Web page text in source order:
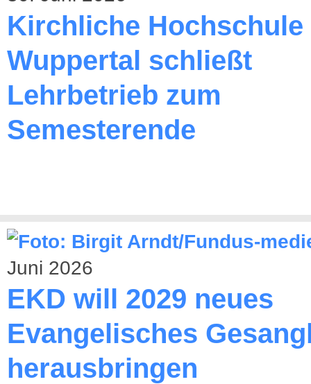
Kirchliche Hochschule
Wuppertal schließt
Lehrbetrieb zum
Semesterende
Juni 2026
EKD will 2029 neues
Evangelisches
herausbringen